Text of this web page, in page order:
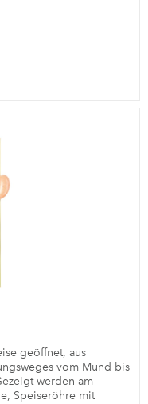
geöffnet, aus
vom Mund bis
werden am
Speiseröhre mit